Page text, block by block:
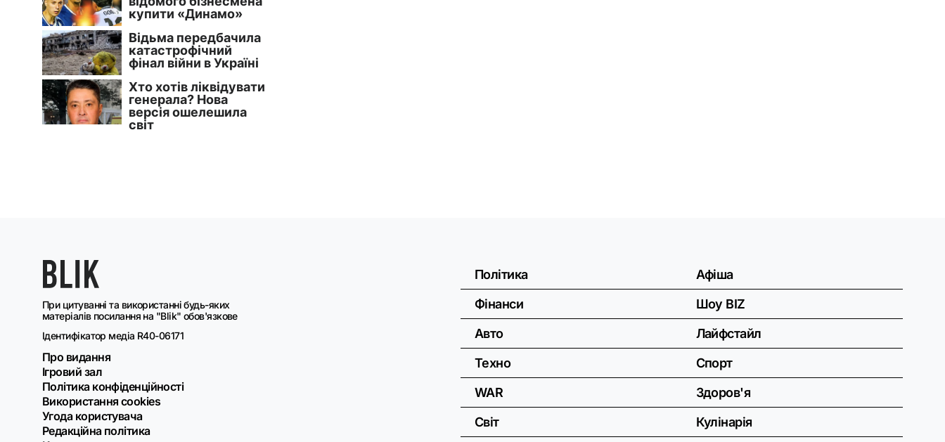
При цитуванні та використанні будь-яких
матеріалів посилання на "Blik" обов'язкове
Ідентифікатор медіа R40-06171
Про видання
Ігровий зал
Політика конфіденційності
Використання cookies
Угода користувача
Редакційна політика
Політика
Фінанси
Авто
Техно
WAR
Світ
Афіша
Шоу BIZ
Лайфстайл
Спорт
Здоров'я
Кулінарія